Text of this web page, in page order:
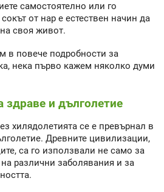
самостоятелно или го
от нар е естествен начин да
своя живот.
в повече подробности за
нека първо кажем няколко думи
здраве и дълголетие
хилядолетията се е превърнал в
Древните цивилизации,
са го използвали не само за
различни заболявания и за